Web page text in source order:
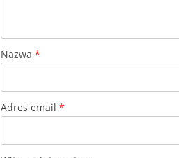
Nazwa *
Adres email *